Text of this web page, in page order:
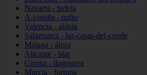
Navarra - tudela
A-coruña - miño
Valencia - aldaia
Salamanca - las-casas-del-conde
Málaga - álora
Alicante - biar
Girona - llagostera
Murcia - fortuna